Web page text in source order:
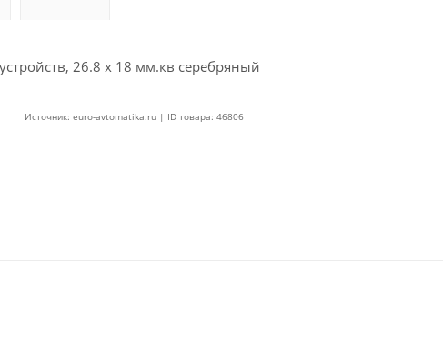
26.8 x 18 мм.кв серебряный
Источник: euro-avtomatika.ru | ID товара: 46806